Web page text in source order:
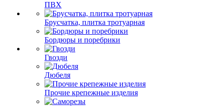
ПВХ
Брусчатка, плитка тротуарная
Бордюры и поребрики
Гвозди
Дюбеля
Прочие крепежные изделия